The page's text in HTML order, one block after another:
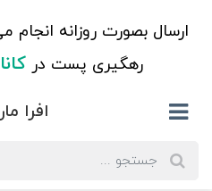
ارسال بصورت روزانه
رهگیری پست در
افرا